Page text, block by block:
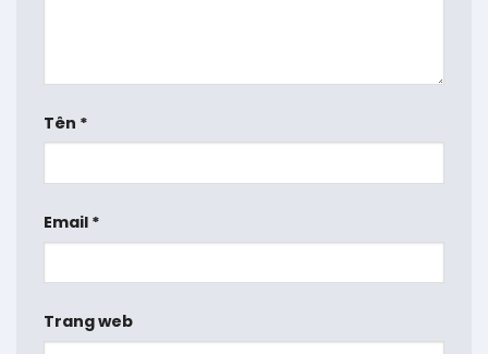
Tên *
Email *
Trang web